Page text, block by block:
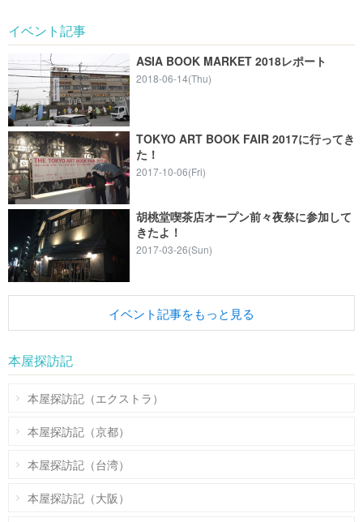
イベント記事
ASIA BOOK MARKET 2018レポート
2018-06-14(Thu)
TOKYO ART BOOK FAIR 2017に行ってき
た！
2017-10-06(Fri)
胡桃堂喫茶店オープン前々夜祭に参加して
きたよ！
2017-03-26(Sun)
イベント記事をもっと見る
本屋探訪記
本屋探訪記（エクストラ）
本屋探訪記（京都）
本屋探訪記（台湾）
本屋探訪記（大阪）